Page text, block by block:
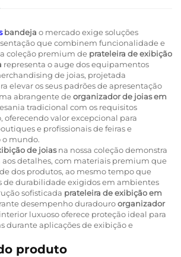
bandeja o mercado exige soluções
que combinem funcionalidade e
coleção premium de prateleira de exibição
representa o auge dos equipamentos
de joias, projetada
elevar os seus padrões de apresentação
abrangente deorganizador de joias em
tradicional com os requisitos
oferecendo valor excepcional para
e profissionais de feiras e
o mundo.
de joiasna nossa coleção demonstra
detalhes, com materiais premium que
dos produtos, ao mesmo tempo que
de durabilidade exigidos em ambientes
sofisticada prateleira de exibição em
desempenho duradouroorganizador
interior luxuoso oferece proteção ideal para
durante aplicações de exibição e
produto